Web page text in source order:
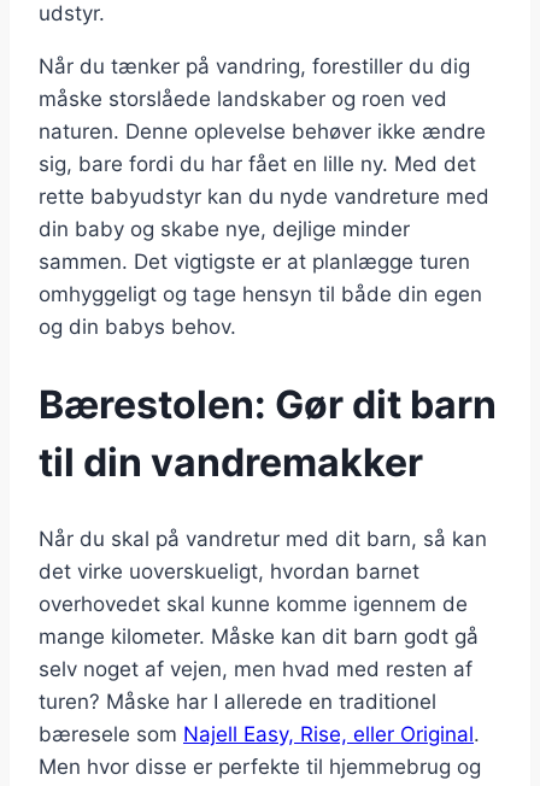
udstyr.
Når du tænker på vandring, forestiller du dig
måske storslåede landskaber og roen ved
naturen. Denne oplevelse behøver ikke ændre
sig, bare fordi du har fået en lille ny. Med det
rette babyudstyr kan du nyde vandreture med
din baby og skabe nye, dejlige minder
sammen. Det vigtigste er at planlægge turen
omhyggeligt og tage hensyn til både din egen
og din babys behov.
Bærestolen: Gør dit barn
til din vandremakker
Når du skal på vandretur med dit barn, så kan
det virke uoverskueligt, hvordan barnet
overhovedet skal kunne komme igennem de
mange kilometer. Måske kan dit barn godt gå
selv noget af vejen, men hvad med resten af
turen? Måske har I allerede en traditionel
bæresele som Najell Easy, Rise, eller Original.
Men hvor disse er perfekte til hjemmebrug og